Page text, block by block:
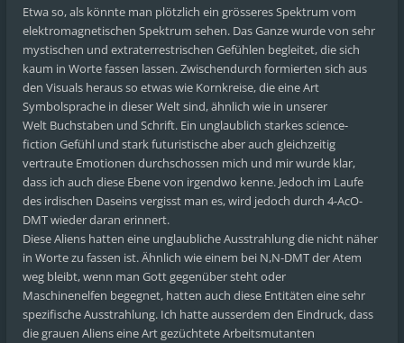
Etwa so, als könnte man plötzlich ein grösseres Spektrum vom
elektromagnetischen Spektrum sehen. Das Ganze wurde von sehr
mystischen und extraterrestrischen Gefühlen begleitet, die sich
kaum in Worte fassen lassen. Zwischendurch formierten sich aus
den Visuals heraus so etwas wie Kornkreise, die eine Art
Symbolsprache in dieser Welt sind, ähnlich wie in unserer
Welt Buchstaben und Schrift. Ein unglaublich starkes science-
fiction Gefühl und stark futuristische aber auch gleichzeitig
vertraute Emotionen durchschossen mich und mir wurde klar,
dass ich auch diese Ebene von irgendwo kenne. Jedoch im Laufe
des irdischen Daseins vergisst man es, wird jedoch durch 4-AcO-
DMT wieder daran erinnert.
Diese Aliens hatten eine unglaubliche Ausstrahlung die nicht näher
in Worte zu fassen ist. Ähnlich wie einem bei N,N-DMT der Atem
weg bleibt, wenn man Gott gegenüber steht oder
Maschinenelfen begegnet, hatten auch diese Entitäten eine sehr
spezifische Ausstrahlung. Ich hatte ausserdem den Eindruck, dass
die grauen Aliens eine Art gezüchtete Arbeitsmutanten